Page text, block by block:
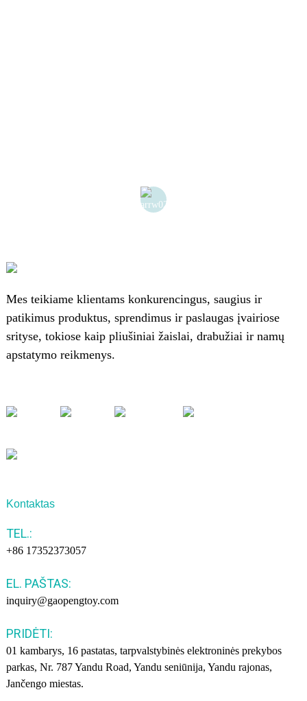
Mes teikiame klientams konkurencingus, saugius ir
patikimus produktus, sprendimus ir paslaugas įvairiose
srityse, tokiose kaip pliušiniai žaislai, drabužiai ir namų
apstatymo reikmenys.
Kontaktas
TEL.:
+86 17352373057
EL. PAŠTAS:
inquiry@gaopengtoy.com
PRIDĖTI:
01 kambarys, 16 pastatas, tarpvalstybinės elektroninės prekybos
parkas, Nr. 787 Yandu Road, Yandu seniūnija, Yandu rajonas,
Jančengo miestas.